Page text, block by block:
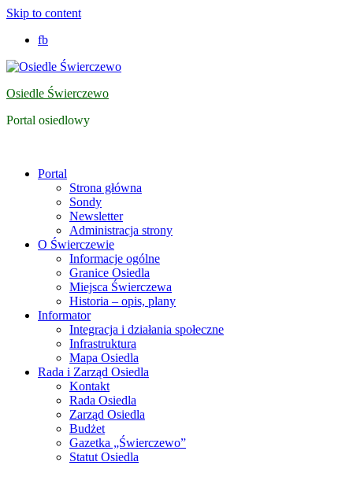
Skip to content
fb
Osiedle Świerczewo
Portal osiedlowy
Portal
Strona główna
Sondy
Newsletter
Administracja strony
O Świerczewie
Informacje ogólne
Granice Osiedla
Miejsca Świerczewa
Historia – opis, plany
Informator
Integracja i działania społeczne
Infrastruktura
Mapa Osiedla
Rada i Zarząd Osiedla
Kontakt
Rada Osiedla
Zarząd Osiedla
Budżet
Gazetka „Świerczewo”
Statut Osiedla